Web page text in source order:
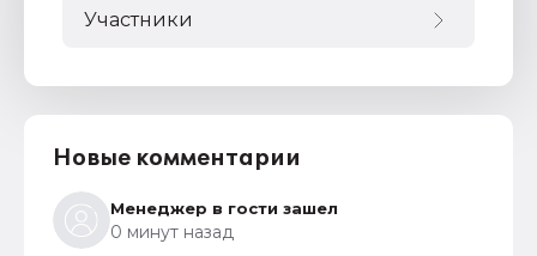
Участники
Новые комментарии
Менеджер в гости зашел
0 минут назад